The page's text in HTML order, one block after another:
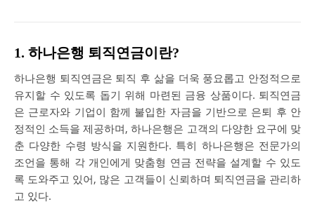
1. 하나은행 퇴직연금이란?
하나은행 퇴직연금은 퇴직 후 삶을 더욱 풍요롭고 안정적으로
유지할 수 있도록 돕기 위해 마련된 금융 상품이다. 퇴직연금
은 근로자와 기업이 함께 불입한 자금을 기반으로 은퇴 후 안
정적인 소득을 제공하며, 하나은행은 고객의 다양한 요구에 맞
춘 다양한 수령 방식을 지원한다. 특히 하나은행은 전문가의
조언을 통해 각 개인에게 맞춤형 연금 전략을 설계할 수 있도
록 도와주고 있어, 많은 고객들이 신뢰하며 퇴직연금을 관리하
고 있다.